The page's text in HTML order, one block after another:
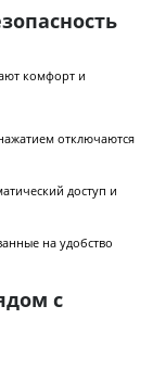
комфорт и
отключаются
доступ и
на удобство
с